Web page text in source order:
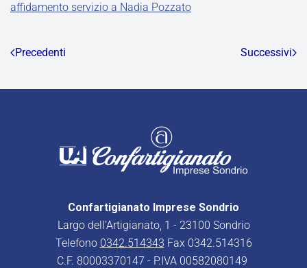
affidamento servizio a Nadia Pozzato
Precedenti Successivi
Confartigianato Imprese Sondrio
Largo dell’Artigianato, 1 - 23100 Sondrio
Telefono 0342.514343 Fax 0342.514316
C.F. 80003370147 - P.IVA 00582080149